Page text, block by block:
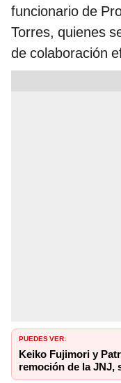
funcionario de
Torres, quienes
de colaboración
PUEDES VER:
Keiko Fujimori y
remoción de la JNJ,